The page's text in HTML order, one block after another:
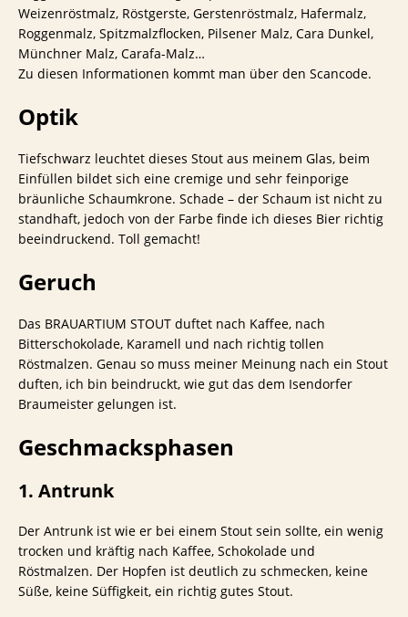
Weizenröstmalz, Röstgerste, Gerstenröstmalz, Hafermalz,
Roggenmalz, Spitzmalzflocken, Pilsener Malz, Cara Dunkel,
Münchner Malz, Carafa-Malz…
Zu diesen Informationen kommt man über den Scancode.
Optik
Tiefschwarz leuchtet dieses Stout aus meinem Glas, beim
Einfüllen bildet sich eine cremige und sehr feinporige
bräunliche Schaumkrone. Schade – der Schaum ist nicht zu
standhaft, jedoch von der Farbe finde ich dieses Bier richtig
beeindruckend. Toll gemacht!
Geruch
Das BRAUARTIUM STOUT duftet nach Kaffee, nach
Bitterschokolade, Karamell und nach richtig tollen
Röstmalzen. Genau so muss meiner Meinung nach ein Stout
duften, ich bin beindruckt, wie gut das dem Isendorfer
Braumeister gelungen ist.
Geschmacksphasen
1. Antrunk
Der Antrunk ist wie er bei einem Stout sein sollte, ein wenig
trocken und kräftig nach Kaffee, Schokolade und
Röstmalzen. Der Hopfen ist deutlich zu schmecken, keine
Süße, keine Süffigkeit, ein richtig gutes Stout.